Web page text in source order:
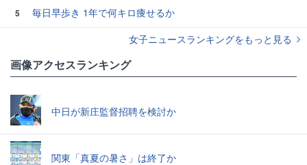
5
毎日早歩き 1年で何キロ痩せるか
女子ニュースランキングをもっと見る
画像アクセスランキング
中日が新庄監督招聘を検討か
関東「真夏の暑さ」は終了か